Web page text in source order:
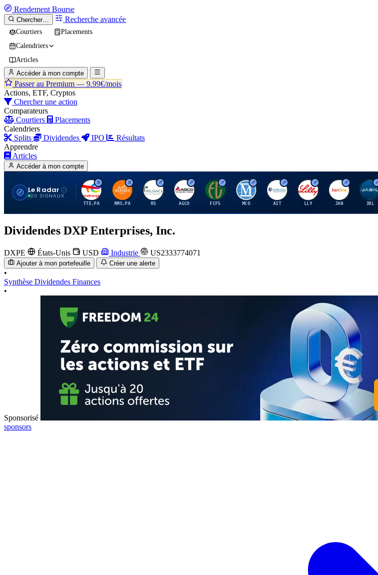
Rendement Bourse
Chercher… Recherche avancée
Courtiers
Placements
Calendriers
Articles
Accéder à mon compte
Passer au Premium — 9.99€/mois
Actions, ETF, Cryptos
Chercher une action
Comparateurs
Courtiers
Placements
Calendriers
Splits
Dividendes IPO
Résultats
Apprendre
Articles
Accéder à mon compte
Le Radar
20 SIGNAUX
T
TTE.PA
H
RMS.PA
R
RS
A
AGCO
F
FCFS
M
MCO
A
AIT
E
LLY
J
JAN
J
JBL
Dividendes DXP Enterprises, Inc.
DXPE États-Unis USD Industrie US2333774071
Ajouter à mon portefeuille Créer une alerte
•
Synthèse Dividendes Finances
•
Sponsorisé
sponsors